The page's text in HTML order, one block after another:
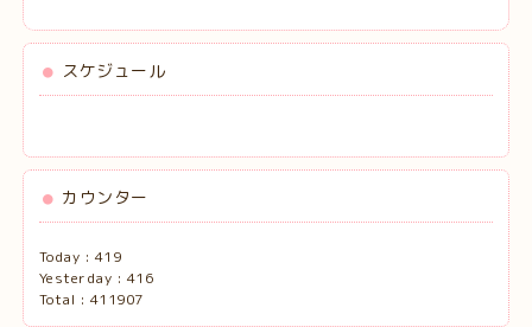
スケジュール
カウンター
Today : 419
Yesterday : 416
Total : 411907